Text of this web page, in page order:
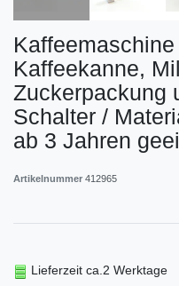
Kaffeekanne,
Zuckerpackung
Schalter /
ab 3 Jahren
Artikelnummer 412965
Lieferzeit ca.2 Werktage